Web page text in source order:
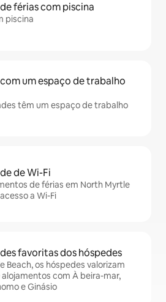
férias com piscina
piscina
um espaço de trabalho
têm um espaço de trabalho
de Wi-Fi
de férias em North Myrtle
a Wi-Fi
favoritas dos hóspedes
Beach, os hóspedes valorizam
com À beira-mar,
e Ginásio